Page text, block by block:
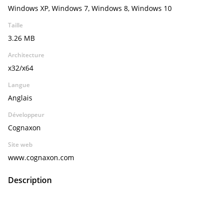
Windows XP, Windows 7, Windows 8, Windows 10
Taille
3.26 MB
Architecture
x32/x64
Langue
Anglais
Développeur
Cognaxon
Site web
www.cognaxon.com
Description